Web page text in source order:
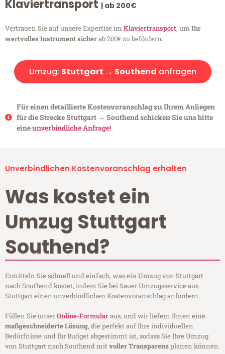
Klaviertransport | ab 200€
Vertrauen Sie auf unsere Expertise im Klaviertransport, um Ihr
wertvolles Instrument sicherab 200€ zu befördern.
Umzug: Stuttgart → Southend anfragen
Für einen detaillierte Kostenvoranschlag zu Ihrem Anliegen
für die Strecke Stuttgart → Southend schicken Sie uns bitte
eineunverbindliche Anfrage!
Unverbindlichen Kostenvoranschlag erhalten
Was kostet ein
Umzug Stuttgart
Southend?
Ermitteln Sie schnell und einfach, was ein Umzug von Stuttgart
nach Southend kostet, indem Sie bei Sauer Umzugsservice aus
Stuttgart einen unverbindlichen Kostenvoranschlag anfordern.
Füllen Sie unserOnline-Formularaus, und wir liefern Ihnen eine
maßgeschneiderte Lösung, die perfekt auf Ihre individuellen
Bedürfnisse und Ihr Budget abgestimmt ist, sodass Sie Ihre Umzug
von Stuttgart nach Southend mitvoller Transparenzplanen können.